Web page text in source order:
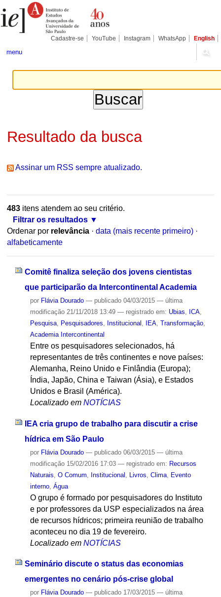
para
conteúdo.
Pessoais
Cadastre-se YouTube Instagram WhatsApp English
menu
Resultado da busca
Assinar um RSS sempre atualizado.
483itens atendem ao seu critério.
Filtrar os resultados
Ordenar por relevância · data (mais recente primeiro) ·
alfabeticamente
Comitê finaliza seleção dos jovens cientistas
que participarão da Intercontinental Academia
por Flávia Dourado — publicado04/03/2015 — última
modificação21/11/2018 13:49 — registrado em: Ubias ICA,
Pesquisa, Pesquisadores Institucional IEA, Transformação,
Academia Intercontinental
Entre os pesquisadores selecionados, há
representantes de três continentes e nove países:
Alemanha, Reino Unido e Finlândia (Europa);
Índia, Japão, China e Taiwan (Ásia), e Estados
Unidos e Brasil (América).
Localizado em NOTÍCIAS
IEA cria grupo de trabalho para discutir a crise
hídrica em São Paulo
por Flávia Dourado — publicado06/03/2015 — última
modificação15/02/2016 17:03 — registrado em: Recursos
Naturais O Comum Institucional Livros Clima, Evento
interno, Água
O grupo é formado por pesquisadores do Instituto
e por professores da USP especializados na área
de recursos hídricos; primeira reunião de trabalho
aconteceu no dia 19 de fevereiro.
Localizado em NOTÍCIAS
Seminário discute o status das economias
emergentes no cenário pós-crise global
por Flávia Dourado — publicado17/03/2015 — última